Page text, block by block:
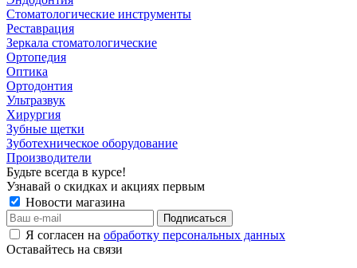
Стоматологические инструменты
Реставрация
Зеркала стоматологические
Ортопедия
Оптика
Ортодонтия
Ультразвук
Хирургия
Зубные щетки
Зуботехническое оборудование
Производители
Будьте всегда в курсе!
Узнавай о скидках и акциях первым
Новости магазина
Я согласен на обработку персональных данных
Оставайтесь на связи